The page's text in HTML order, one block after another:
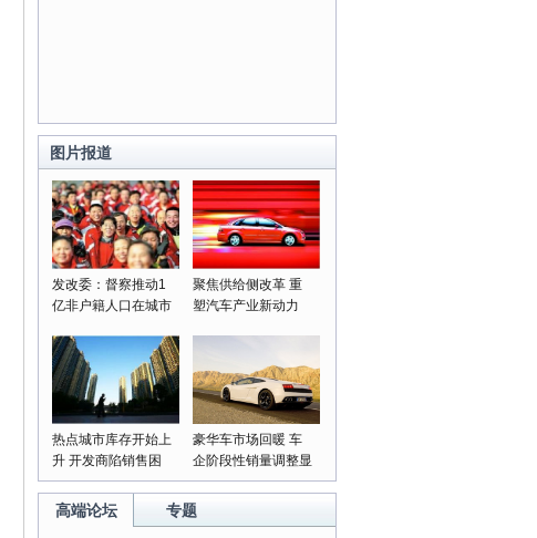
图片报道
发改委：督察推动1
亿非户籍人口在城市
聚焦供给侧改革 重
塑汽车产业新动力
热点城市库存开始上
升 开发商陷销售困
局
豪华车市场回暖 车
企阶段性销量调整显
成果
高端论坛 专题